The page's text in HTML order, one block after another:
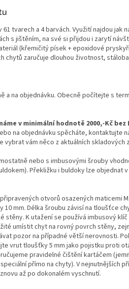
tvarech a 4 barvách. Využití najdou jak
s jištěním, na své si přijdou i zarytí
(křemičitý písek + epoxidové
chytů zaručuje dlouhou životnost,
a na objednávku. Obecně počítejte s
v minimální hodnotě 2000,-Kč bez
na objednávku spěcháte, kontaktujte
vybrat vám něco z aktuálních skladových
nebo s imbusovými šrouby
Překližku i buldoky lze objednat
otvorů osazených maticemi
mm. Délka šroubu závisí na tloušťce
stěny. K utažení se používá imbusový
umístit chyt na rovný povrch stěny,
pozor na případné větší nerovnosti.
vrut tloušťky 5 mm jako pojistku proti
pravidelné čištění kartáčem
přímo na chyty). V nejnutnějších
až po dokonalém vyschnutí.